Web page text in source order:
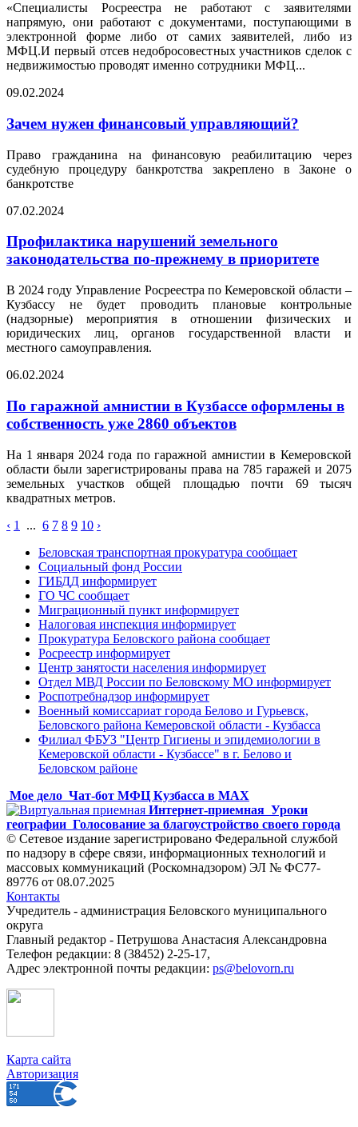
«Специалисты Росреестра не работают с заявителями
напрямую, они работают с документами, поступающими в
электронной форме либо от самих заявителей, либо из
МФЦ.И первый отсев недобросовестных участников сделок с
недвижимостью проводят именно сотрудники МФЦ...
09.02.2024
Зачем нужен финансовый управляющий?
Право гражданина на финансовую реабилитацию через
судебную процедуру банкротства закреплено в Законе о
банкротстве
07.02.2024
Профилактика нарушений земельного
законодательства по-прежнему в приоритете
В 2024 году Управление Росреестра по Кемеровской области –
Кузбассу не будет проводить плановые контрольные
(надзорные) мероприятия в отношении физических и
юридических лиц, органов государственной власти и
местного самоуправления.
06.02.2024
По гаражной амнистии в Кузбассе оформлены в
собственность уже 2860 объектов
На 1 января 2024 года по гаражной амнистии в Кемеровской
области были зарегистрированы права на 785 гаражей и 2075
земельных участков общей площадью почти 69 тысяч
квадратных метров.
‹ 1 ... 6 7 8 9 10 ›
Беловская транспортная прокуратура сообщает
Социальный фонд России
ГИБДД информирует
ГО ЧС сообщает
Миграционный пункт информирует
Налоговая инспекция информирует
Прокуратура Беловского района сообщает
Росреестр информирует
Центр занятости населения информирует
Отдел МВД России по Беловскому МО информирует
Роспотребнадзор информирует
Военный комиссариат города Белово и Гурьевск,
Беловского района Кемеровской области - Кузбасса
Филиал ФБУЗ "Центр Гигиены и эпидемиологии в
Кемеровской области - Кузбассе" в г. Белово и
Беловском районе
Мое дело Чат-бот МФЦ Кузбасса в MAX
Интернет-приемная Уроки
географии Голосование за благоустройство своего города
© Сетевое издание зарегистрировано Федеральной службой
по надзору в сфере связи, информационных технологий и
массовых коммуникаций (Роскомнадзором) ЭЛ № ФС77-
89776 от 08.07.2025
Контакты
Учредитель - администрация Беловского муниципального
округа
Главный редактор - Петрушова Анастасия Александровна
Телефон редакции: 8 (38452) 2-25-17,
Адрес электронной почты редакции: ps@belovorn.ru
Карта сайта
Авторизация